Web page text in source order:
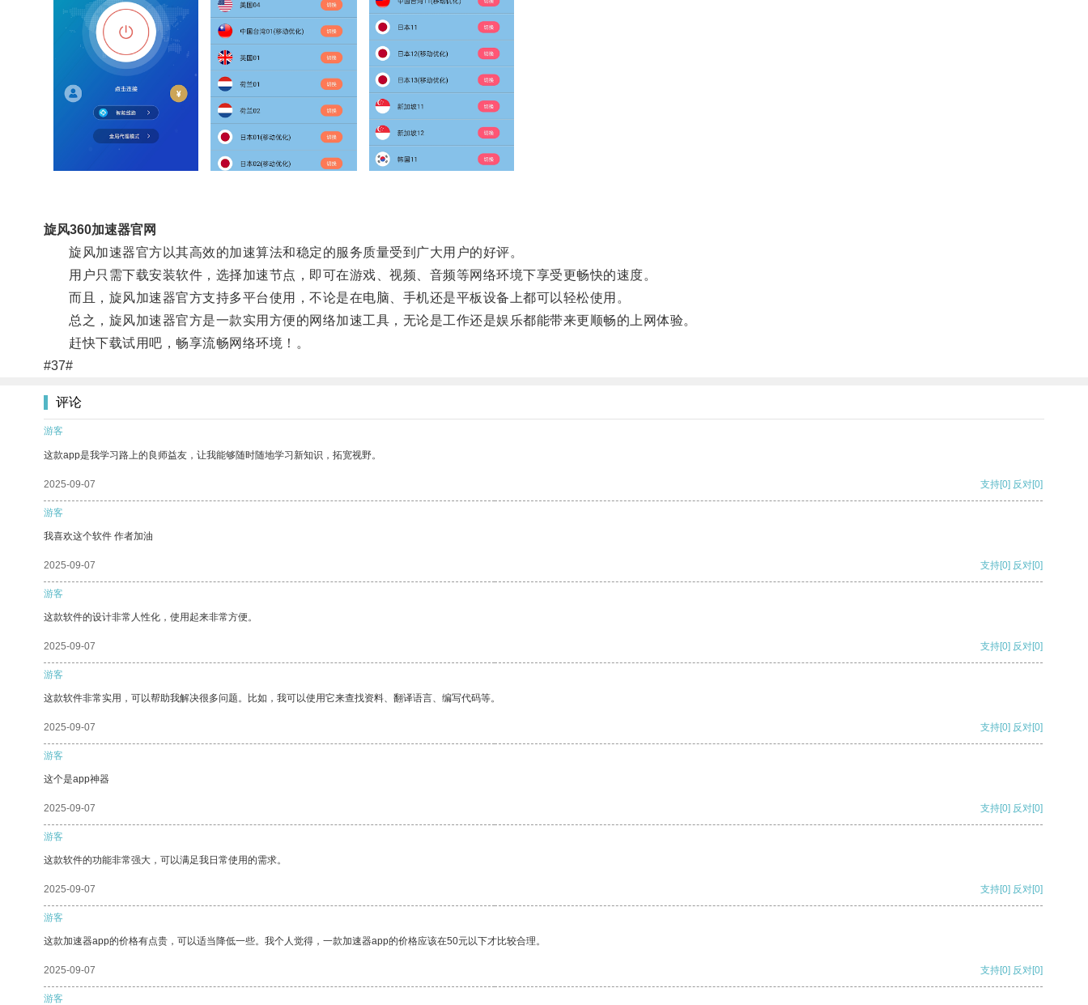
旋风360加速器官网
旋风加速器官方以其高效的加速算法和稳定的服务质量受到广大用户的好评。
用户只需下载安装软件，选择加速节点，即可在游戏、视频、音频等网络环境下享受更畅快的速度。
而且，旋风加速器官方支持多平台使用，不论是在电脑、手机还是平板设备上都可以轻松使用。
总之，旋风加速器官方是一款实用方便的网络加速工具，无论是工作还是娱乐都能带来更顺畅的上网体验。
赶快下载试用吧，畅享流畅网络环境！。
#37#
评论
游客
这款app是我学习路上的良师益友，让我能够随时随地学习新知识，拓宽视野。
2025-09-07 支持[0] 反对[0]
游客
我喜欢这个软件 作者加油
2025-09-07 支持[0] 反对[0]
游客
这款软件的设计非常人性化，使用起来非常方便。
2025-09-07 支持[0] 反对[0]
游客
这款软件非常实用，可以帮助我解决很多问题。比如，我可以使用它来查找资料、翻译语言、编写代码等。
2025-09-07 支持[0] 反对[0]
游客
这个是app神器
2025-09-07 支持[0] 反对[0]
游客
这款软件的功能非常强大，可以满足我日常使用的需求。
2025-09-07 支持[0] 反对[0]
游客
这款加速器app的价格有点贵，可以适当降低一些。我个人觉得，一款加速器app的价格应该在50元以下才比较合理。
2025-09-07 支持[0] 反对[0]
游客